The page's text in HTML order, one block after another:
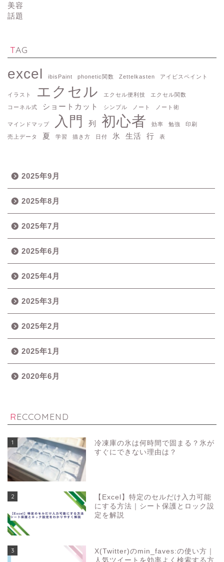
美容
話題
TAG
excel ibisPaint phonetic関数 Zettelkasten アイビスペイント
イラスト エクセル エクセル便利技 エクセル関数
コーネル式 ショートカット シンプル ノート ノート術
マインドマップ 入門 列 初心者 効率 勉強 印刷
売上データ 夏 学習 描き方 日付 氷 生活 行 表
2025年9月
2025年8月
2025年7月
2025年6月
2025年4月
2025年3月
2025年2月
2025年1月
2020年6月
RECCOMEND
1
冷凍庫の氷は何時間で固まる？氷が
すぐにできない理由は？
2
【Excel】特定のセルだけ入力可能
にする方法｜シート保護とロック設
定を解説
3
X(Twitter)のmin_faves:の使い方｜
人気ツイートを効率よく検索する方